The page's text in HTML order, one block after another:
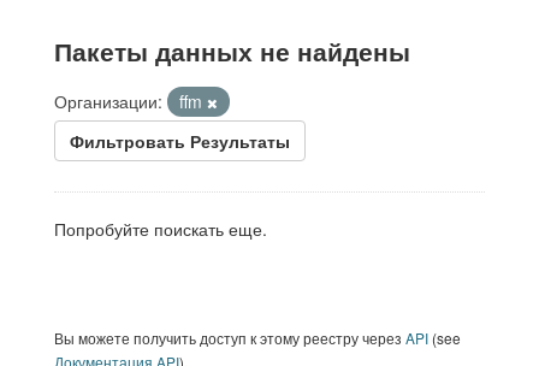
Пакеты данных не найдены
Организации:
ffm
Фильтровать Результаты
Попробуйте поискать еще.
Вы можете получить доступ к этому реестру через API (see
Документация API).